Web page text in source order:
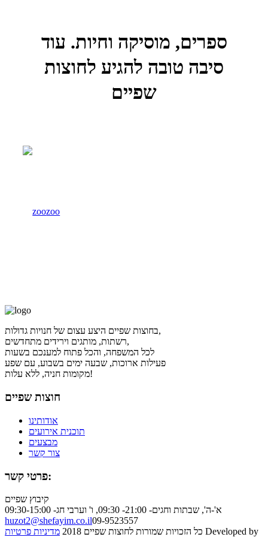
ספרים, מוסיקה וחיות. עוד
סיבה טובה להגיע לחוצות
שפיים
zoo
בחוצות שפיים היצע עצום של חנויות גדולות,
רשתות, מותגים וירידים מתחדשים,
לכל המשפחה, והכל פתוח למענכם בשעות
פעילות ארוכות, שבעה ימים בשבוע, עם שפע
מקומות חניה, ללא עלות!
חוצות שפיים
אודותינו
תוכנית אירועים
מבצעים
צור קשר
פרטי קשר:
קיבוץ שפיים
א'-ה', שבתות וחגים- 21:00- 09:30, ו' וערבי חג- 09:30-15:00
huzot2@shefayim.co.il09-9523557
כל הזכויות שמורות לחוצות שפיים 2018
מדיניות פרטיות Developed by